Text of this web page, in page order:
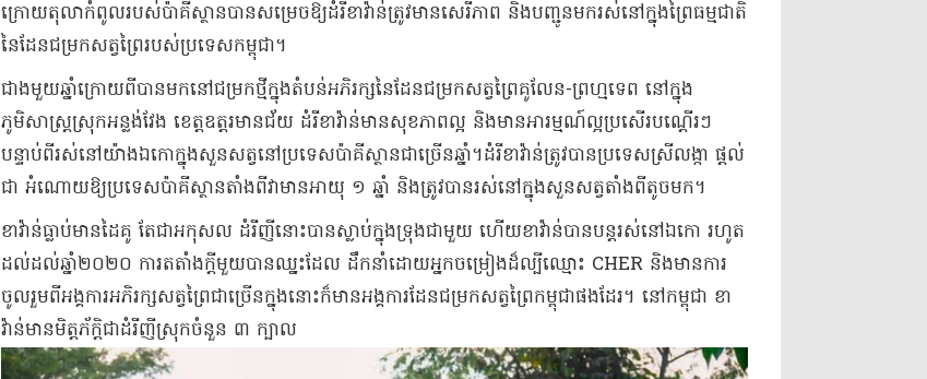
ក្រោយ​តុលា​កំពូល​របស់​ប៉ា​គី​ស្ថាន​បានសម្រេច​ឱ្យ​ដំរី​ខា​វ៉ាន់​ត្រូវមាន​សេរីភាព និង​បញ្ជូនមក​រស់នៅ​ក្នុងព្រៃ​ធម្មជាតិ​
នៃ​ដែនជម្រកសត្វព្រៃ​របស់​ប្រទេស​កម្ពុជា​។​
​ជាង​មួយឆ្នាំ​ក្រោយពី​បានមក​នៅ​ជម្រក​ថ្មី​ក្នុង​តំបន់​អភិរក្ស​នៃ​ដែនជម្រកសត្វព្រៃ​គូលែន​-​ព្រហ្ម​ទេព នៅក្នុង​
ភូមិសាស្ត្រ​ស្រុក​អន្លង់វែង ខេត្ត​ឧ​ត្ត​រ​មានជ័យ ដំរី​ខា​វ៉ាន់​មាន​សុខភាព​ល្អ និង​មាន​អារម្មណ៍​ល្អប្រសើរ​បណ្តើរៗ
បន្ទាប់ពី​រស់នៅ​យ៉ាង​ឯកោ​ក្នុង​សួនសត្វ​នៅ​ប្រទេស​ប៉ា​គី​ស្ថាន​ជាច្រើន​ឆ្នាំ​។​ដំរី​ខា​វ៉ាន់​ត្រូវបាន​ប្រទេស​ស្រីលង្កា ផ្តល់​
ជា អំណោយ​ឱ្យ​ប្រទេស​ប៉ា​គី​ស្ថាន​តាំងពី​វា​មាន​អាយុ ១ ឆ្នាំ និង​ត្រូវបាន​រស់នៅក្នុង​សួនសត្វ​តាំងពី​តូច​មក​។
ខា​វ៉ាន់​ធ្លាប់មាន​ដៃគូ តែ​ជា​អកុសល ដំរី​ញី​នោះបាន​ស្លាប់​ក្នុង​ទ្រុង​ជាមួយ ហើយ​ខា​វ៉ាន់​បាន​បន្ត​រស់នៅ​ឯកោ រហូត
ដល់​ដល់​ឆ្នាំ​២០២០ ការ​តតាំង​ក្តី​មួយ​បានឈ្នះ​ដែល ដឹកនាំ​ដោយ​អ្នកចម្រៀង​ដ៏​ល្បីឈ្មោះ CHER និង​មានការ​
ចូលរួម​ពី​អង្គការ​អភិរក្ស​សត្វព្រៃ​ជាច្រើន​ក្នុងនោះ​ក៏មាន​អង្គការ​ដែនជម្រកសត្វព្រៃ​កម្ពុជា​ផងដែរ​។ នៅ​កម្ពុជា ខា​
វ៉ាន់​មាន​មិត្ត​ភ័ក្តិ​ជា​ដំរី​ញី​ស្រុក​ចំនួន ៣ ក្បាល​